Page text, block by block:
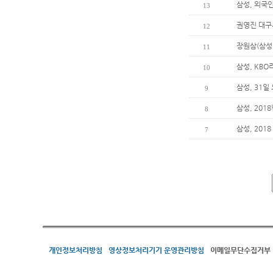
13 삼성, 외국
12 권영진 대
11 장원삼(삼
10 삼성, KBO
9 삼성, 31일
8 삼성, 2018
7 삼성, 2018
개인정보처리방침 영상정보처리기기 운영관리방침 이메일무단수집거부